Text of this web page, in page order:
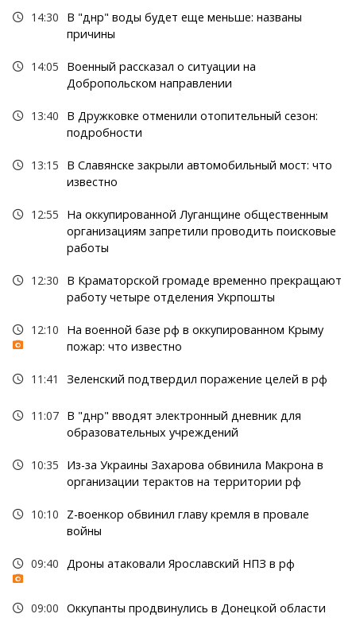
14:30
В "днр" воды будет еще меньше: названы
причины
14:05
Военный рассказал о ситуации на
Добропольском направлении
13:40
В Дружковке отменили отопительный сезон:
подробности
13:15
В Славянске закрыли автомобильный мост: что
известно
12:55
На оккупированной Луганщине общественным
организациям запретили проводить поисковые
работы
12:30
В Краматорской громаде временно прекращают
работу четыре отделения Укрпошты
12:10
На военной базе рф в оккупированном Крыму
пожар: что известно
11:41 Зеленский подтвердил поражение целей в рф
11:07 В "днр" вводят электронный дневник для
образовательных учреждений
10:35
Из-за Украины Захарова обвинила Макрона в
организации терактов на территории рф
10:10
Z-военкор обвинил главу кремля в провале
войны
09:40 Дроны атаковали Ярославский НПЗ в рф
09:00 Оккупанты продвинулись в Донецкой области